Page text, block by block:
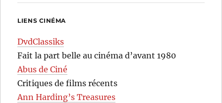
LIENS CINÉMA
DvdClassiks
Fait la part belle au cinéma d’avant 1980
Abus de Ciné
Critiques de films récents
Ann Harding’s Treasures